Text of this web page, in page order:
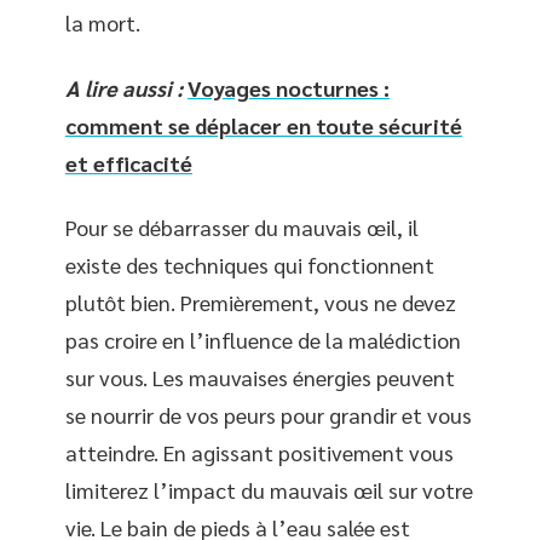
la mort.
A lire aussi :Voyages nocturnes :
comment se déplacer en toute sécurité
et efficacité
Pour se débarrasser du mauvais œil, il
existe des techniques qui fonctionnent
plutôt bien. Premièrement, vous ne devez
pas croire en l’influence de la malédiction
sur vous. Les mauvaises énergies peuvent
se nourrir de vos peurs pour grandir et vous
atteindre. En agissant positivement vous
limiterez l’impact du mauvais œil sur votre
vie. Le bain de pieds à l’eau salée est